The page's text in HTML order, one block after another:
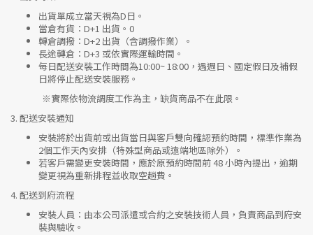
出貨單成立當天視為D日。
當倉有貨： D+1 出貨。0
轉倉調撥： D+2 出貨（含調撥作業）。
長途轉倉： D+3 或依實際運輸時間。
每日配送安裝工作時間為10:00~ 18:00，遇週日、國定假日及補假
日將停止配送安裝服務。
※實際依物流調度工作為主，缺貨商品不在此限。
3. 配送安裝通知
安裝將於出貨前或出貨當日與客戶雙向確認預約時間，標準作業為
2個工作天內安排（特殊型商品或遠端地區除外）。
若客戶需變更安裝時間，應於原預約時間前 48 小時內提出，逾期
變更視為重新排程並收取空趟費。
4. 配送到府流程
安裝人員 ：由本公司派遣或合約之安裝技術人員，負責商品到府安
裝與驗收。